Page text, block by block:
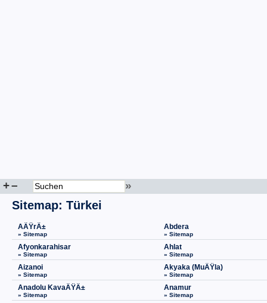
+– »
Sitemap: Türkei
AÄŸrÄ±
» Sitemap
Abdera
» Sitemap
Afyonkarahisar
» Sitemap
Ahlat
» Sitemap
Aizanoi
» Sitemap
Akyaka (MuÄŸla)
» Sitemap
Anadolu KavaÄŸÄ±
» Sitemap
Anamur
» Sitemap